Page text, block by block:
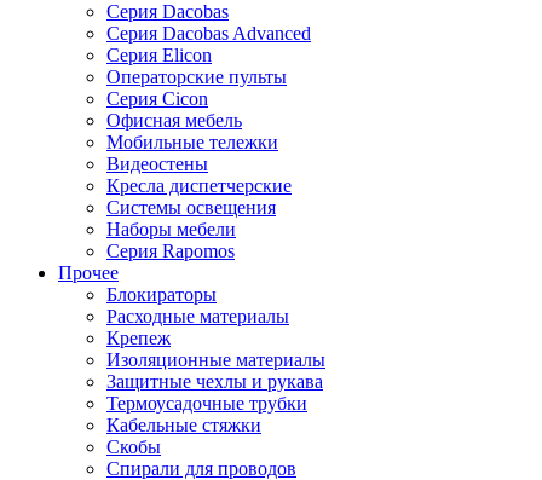
Серия Dacobas
Серия Dacobas Advanced
Серия Elicon
Операторские пульты
Серия Cicon
Офисная мебель
Мобильные тележки
Видеостены
Кресла диспетчерские
Системы освещения
Наборы мебели
Серия Rapomos
Прочее
Блокираторы
Расходные материалы
Крепеж
Изоляционные материалы
Защитные чехлы и рукава
Термоусадочные трубки
Кабельные стяжки
Скобы
Спирали для проводов